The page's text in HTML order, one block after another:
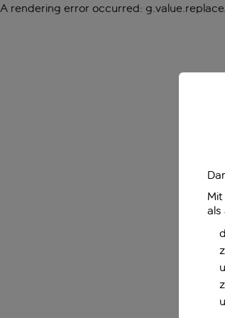
A rendering error occurred:
als